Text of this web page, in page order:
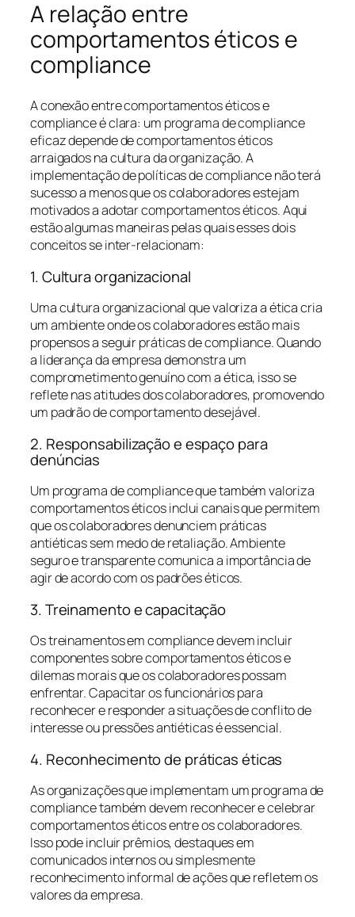
A relação entre
comportamentos éticos e
compliance
A conexão entre comportamentos éticos e
compliance é clara: um programa de compliance
eficaz depende de comportamentos éticos
arraigados na cultura da organização. A
implementação de políticas de compliance não terá
sucesso a menos que os colaboradores estejam
motivados a adotar comportamentos éticos. Aqui
estão algumas maneiras pelas quais esses dois
conceitos se inter-relacionam:
1. Cultura organizacional
Uma cultura organizacional que valoriza a ética cria
um ambiente onde os colaboradores estão mais
propensos a seguir práticas de compliance. Quando
a liderança da empresa demonstra um
comprometimento genuíno com a ética, isso se
reflete nas atitudes dos colaboradores, promovendo
um padrão de comportamento desejável.
2. Responsabilização e espaço para
denúncias
Um programa de compliance que também valoriza
comportamentos éticos inclui canais que permitem
que os colaboradores denunciem práticas
antiéticas sem medo de retaliação. Ambiente
seguro e transparente comunica a importância de
agir de acordo com os padrões éticos.
3. Treinamento e capacitação
Os treinamentos em compliance devem incluir
componentes sobre comportamentos éticos e
dilemas morais que os colaboradores possam
enfrentar. Capacitar os funcionários para
reconhecer e responder a situações de conflito de
interesse ou pressões antiéticas é essencial.
4. Reconhecimento de práticas éticas
As organizações que implementam um programa de
compliance também devem reconhecer e celebrar
comportamentos éticos entre os colaboradores.
Isso pode incluir prêmios, destaques em
comunicados internos ou simplesmente
reconhecimento informal de ações que refletem os
valores da empresa.